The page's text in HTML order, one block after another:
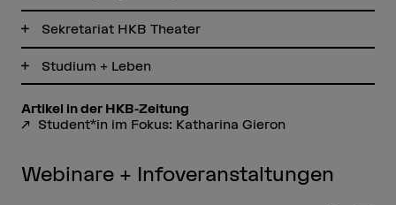
Sekretariat HKB Theater
Studium + Leben
Artikel in der HKB-Zeitung
Student*in im Fokus: Katharina Gieron
Webinare + Infoveranstaltungen